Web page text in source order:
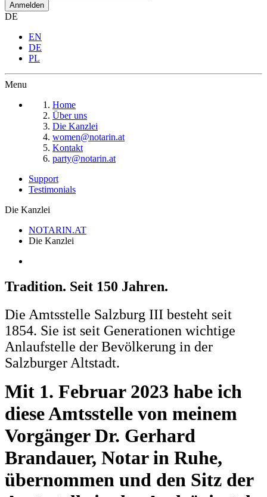
Anmelden
DE
EN
DE
PL
Menu
Home
Über uns
Die Kanzlei
women@notarin.at
Kontakt
party@notarin.at
Support
Testimonials
Die Kanzlei
NOTARIN.AT
Die Kanzlei
Tradition. Seit 150 Jahren.
Die Amtsstelle Salzburg III besteht seit
1854. Sie ist seit Generationen wichtige
Anlaufstelle der Bevölkerung in der
Salzburger Altstadt.
Mit 1. Februar 2023 habe ich
diese Amtsstelle von meinem
Vorgänger Dr. Gerhard
Brandauer, Notar in Ruhe,
übernommen und den Sitz der